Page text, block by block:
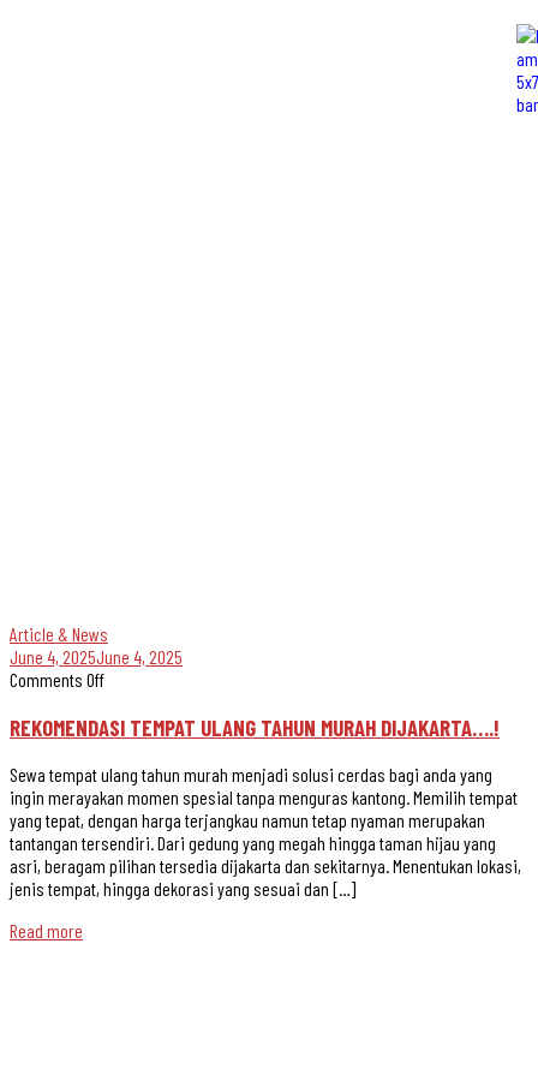
Article & News
June 4, 2025June 4, 2025
Comments Off
REKOMENDASI TEMPAT ULANG TAHUN MURAH DIJAKARTA….!
Sewa tempat ulang tahun murah menjadi solusi cerdas bagi anda yang
ingin merayakan momen spesial tanpa menguras kantong. Memilih tempat
yang tepat, dengan harga terjangkau namun tetap nyaman merupakan
tantangan tersendiri. Dari gedung yang megah hingga taman hijau yang
asri, beragam pilihan tersedia dijakarta dan sekitarnya. Menentukan lokasi,
jenis tempat, hingga dekorasi yang sesuai dan […]
Read more